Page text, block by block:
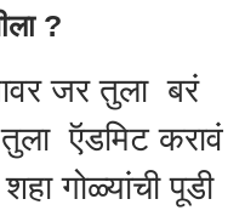
?
जर तुला बरं
ऍडमिट करावं
गोळ्यांची पूडी